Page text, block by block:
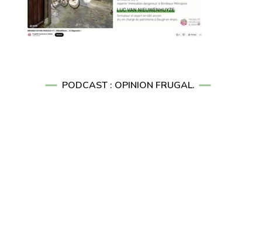
PODCAST : OPINION FRUGAL.